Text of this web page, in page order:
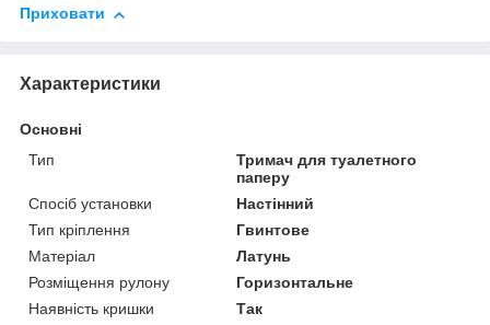
Приховати
Характеристики
Основні
Тип
Тримач для туалетного
паперу
Спосіб установки
Настінний
Тип кріплення
Гвинтове
Матеріал
Латунь
Розміщення рулону
Горизонтальне
Наявність кришки
Так